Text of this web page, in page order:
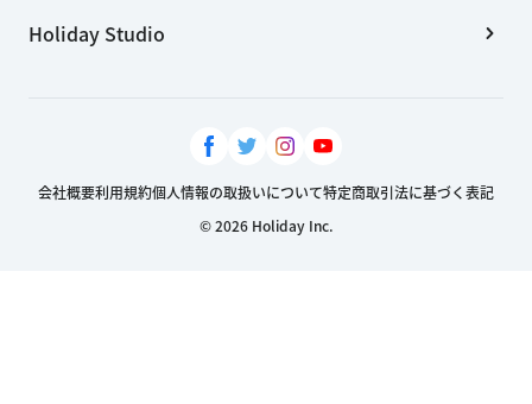
Holiday Studio
会社概要利用規約個人情報の取扱いについて特定商取引法に基づく表記
© 2026 Holiday Inc.